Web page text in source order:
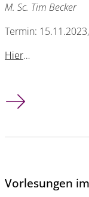
M. Sc. Tim Becker
Termin:
Hier…
Elektrotechnisches
Vorlesungen